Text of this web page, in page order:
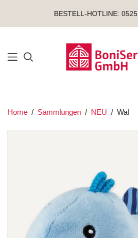
BESTELL-HOTLINE:
Home / Sammlungen / NEU / Wal